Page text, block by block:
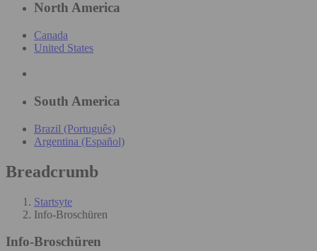
North America
Canada
United States
South America
Brazil (Português)
Argentina (Español)
Breadcrumb
Startsyte
Info-Broschüren
Info-Broschüren